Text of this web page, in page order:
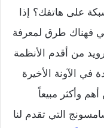
على هاتفك؟ إذا
فهناك طرق لمعرفة
من أقدم الأنظمة
في الآونة الأخيرة
وأكثر مبيعاً
التي تقدم لنا